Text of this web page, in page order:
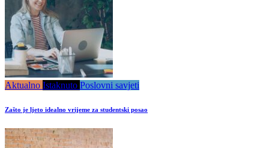
Aktualno Istaknuto Poslovni savjeti
Zašto je ljeto idealno vrijeme za studentski posao